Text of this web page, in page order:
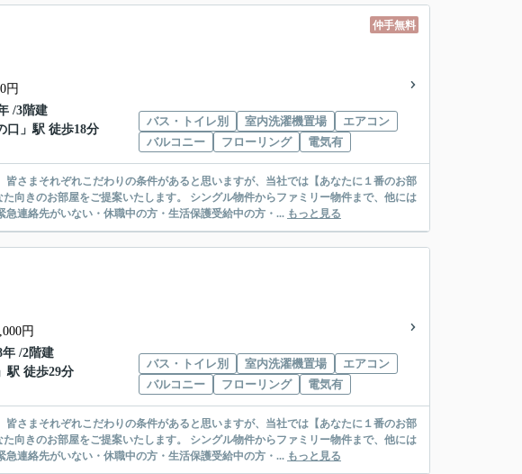
仲手無料
円
/3階建
口 」駅 徒歩18分
バス・トイレ別 室内洗濯機置場
エアコン
バルコニー
フローリング 電気有
す。 シングル物件からファミリー物件まで、他には
ております。 保証人がいない・緊急連絡先がいない・休職中の方・生活保護受給中の方・... もっと見る
円
年 /2階建
」駅 徒歩29分
バス・トイレ別 室内洗濯機置場
エアコン
バルコニー
フローリング 電気有
す。 シングル物件からファミリー物件まで、他には
ております。 保証人がいない・緊急連絡先がいない・休職中の方・生活保護受給中の方・... もっと見る